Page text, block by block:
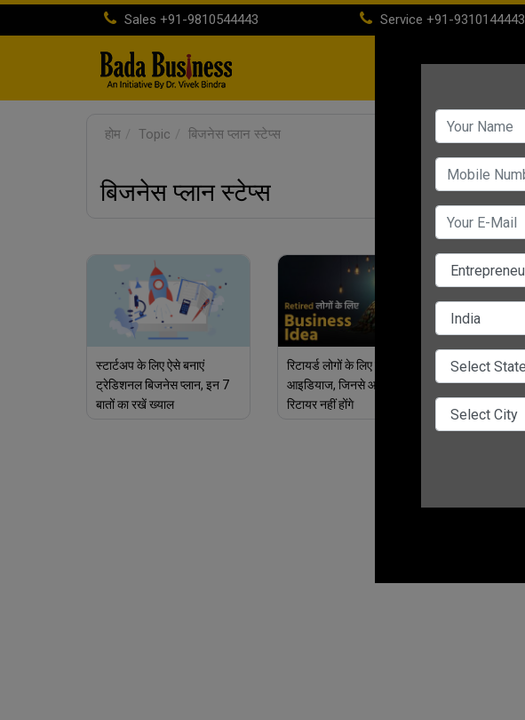
Sales +91-9810544443 Service +91-9310144443
होम Topic बिजनेस प्लान स्टेप्स
बिजनेस प्लान स्टेप्स
स्टार्टअप के लिए ऐसे बनाएं
ट्रेडिशनल बिजनेस प्लान, इन 7
बातों का रखें ख्याल
रिटायर्ड लोगों के लिए बिजनेस
आइडियाज, जिनसे आप कभी
रिटायर नहीं होंगे